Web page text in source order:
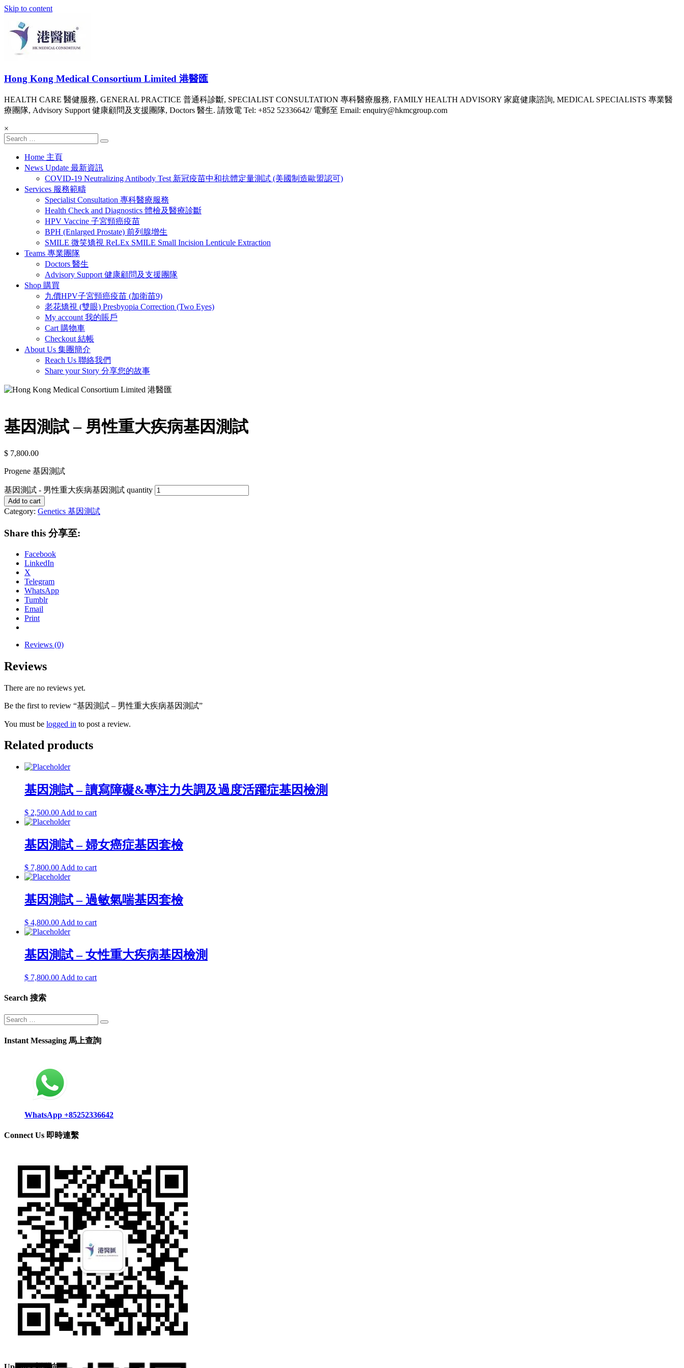
Skip to content
Hong Kong Medical Consortium Limited 港醫匯
HEALTH CARE 醫健服務, GENERAL PRACTICE 普通科診斷, SPECIALIST CONSULTATION 專科醫療服務, FAMILY HEALTH ADVISORY 家庭健康諮詢, MEDICAL SPECIALISTS 專業醫
療團隊, Advisory Support 健康顧問及支援團隊, Doctors 醫生. 請致電 Tel: +852 52336642/ 電郵至 Email: enquiry@hkmcgroup.com
×
Home 主頁
News Update 最新資訊
COVID-19 Neutralizing Antibody Test 新冠疫苗中和抗體定量測試 (美國制造歐盟認可)
Services 服務範疇
Specialist Consultation 專科醫療服務
Health Check and Diagnostics 體檢及醫療診斷
HPV Vaccine 子宮頸癌疫苗
BPH (Enlarged Prostate) 前列腺增生
SMILE 微笑矯視 ReLEx SMILE Small Incision Lenticule Extraction
Teams 專業團隊
Doctors 醫生
Advisory Support 健康顧問及支援團隊
Shop 購買
九價HPV子宮頸癌疫苗 (加衛苗9)
老花矯視 (雙眼) Presbyopia Correction (Two Eyes)
My account 我的賬戶
Cart 購物車
Checkout 結帳
About Us 集團簡介
Reach Us 聯絡我們
Share your Story 分享您的故事
基因測試 – 男性重大疾病基因測試
$ 7,800.00
Progene 基因測試
基因測試 - 男性重大疾病基因測試 quantity
Add to cart
Category: Genetics 基因測試
Share this 分享至:
Facebook
LinkedIn
X
Telegram
WhatsApp
Tumblr
Email
Print
Reviews (0)
Reviews
There are no reviews yet.
Be the first to review “基因測試 – 男性重大疾病基因測試”
You must be logged in to post a review.
Related products
基因測試 – 讀寫障礙&專注力失調及過度活躍症基因檢測
$ 2,500.00 Add to cart
基因測試 – 婦女癌症基因套檢
$ 7,800.00 Add to cart
基因測試 – 過敏氣喘基因套檢
$ 4,800.00 Add to cart
基因測試 – 女性重大疾病基因檢測
$ 7,800.00 Add to cart
Search 搜索
Instant Messaging 馬上查詢
WhatsApp +85252336642
Connect Us 即時連繫